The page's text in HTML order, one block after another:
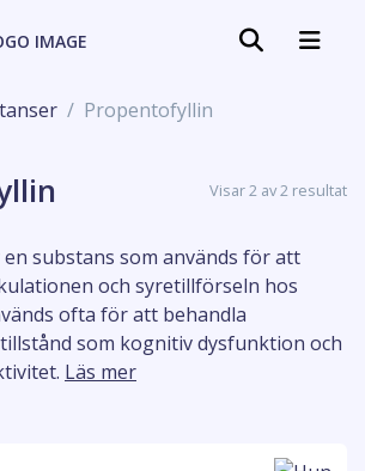
Propentofyllin
Visar 2 av 2 resultat
substans som används för att
och syretillförseln hos
ofta för att behandla
som kognitiv dysfunktion och
Läs mer